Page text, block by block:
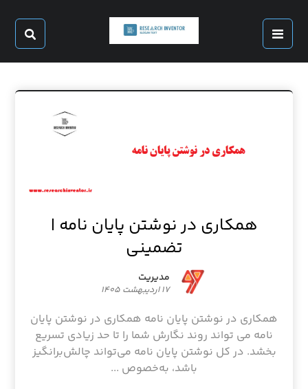
همکاری در نوشتن پایان نامه |
تضمینی
مدیریت
۱۷ اردیبهشت ۱۴۰۵
همکاری در نوشتن پایان نامه همکاری در نوشتن پایان
نامه می تواند روند نگارش شما را تا حد زیادی تسریع
بخشد. در کل نوشتن پایان نامه می‌تواند چالش‌برانگیز
باشد، به‌خصوص ...